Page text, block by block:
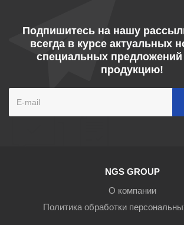
Подпишитесь на нашу
всегда в курсе актуальных
специальных
продукцию!
NGS GROUP
О компании
Политика обработки